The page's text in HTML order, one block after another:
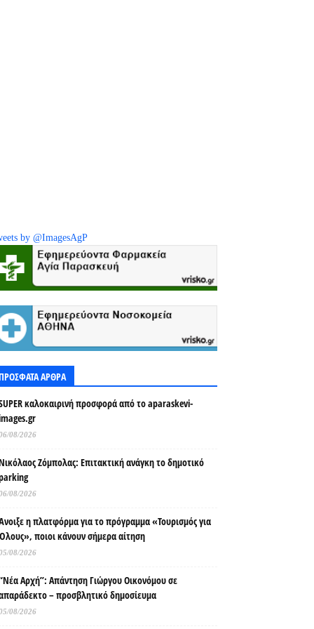
by @ImagesAgP
ΑΡΘΡΑ
καλοκαιρινή προσφορά από το aparaskevi-
08/2026
Ζόμπολας: Επιτακτική ανάγκη το δημοτικό
08/2026
η πλατφόρμα για το πρόγραμμα «Τουρισμός για
ποιοι κάνουν σήμερα αίτηση
08/2026
Αρχή”: Απάντηση Γιώργου Οικονόμου σε
– προσβλητικό δημοσίευμα
08/2026